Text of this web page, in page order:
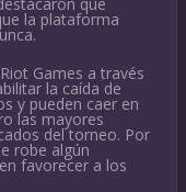
la plataforma
Games a través
la caída de
y pueden caer en
las mayores
del torneo. Por
robe algún
favorecer a los